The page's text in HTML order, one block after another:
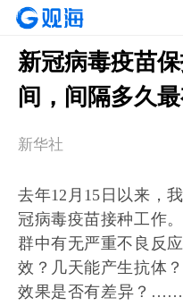
新冠病毒疫苗
间，间隔多久
新华社
去年12月15日以来，
冠病毒疫苗接种工作
群中有无严重不良反
效？几天能产生抗体
效果是否有差异？……